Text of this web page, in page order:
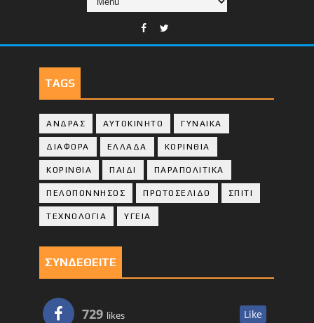
TAGS
ΑΝΔΡΑΣ ΑΥΤΟΚΙΝΗΤΟ ΓΥΝΑΙΚΑ
ΔΙΑΦΟΡΑ ΕΛΛΑΔΑ ΚΟΡΙΝΘΙΑ
ΚΟΡΙΝΘΙA ΠΑΙΔΙ ΠΑΡΑΠΟΛΙΤΙΚΑ
ΠΕΛΟΠΟΝΝΗΣΟΣ ΠΡΩΤΟΣΕΛΙΔΟ ΣΠΙΤΙ
ΤΕΧΝΟΛΟΓΙΑ ΥΓΕΙΑ
ΣΥΝΔΕΘΕΙΤΕ
729 likes Like